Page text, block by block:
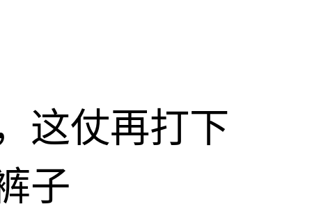
这仗再打下
子